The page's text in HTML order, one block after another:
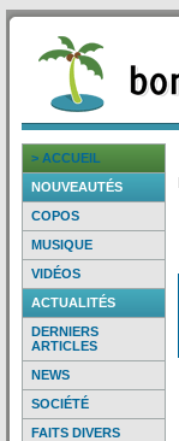
> ACCUEIL
NOUVEAUTÉS
COPOS
MUSIQUE
VIDÉOS
ACTUALITÉS
DERNIERS
ARTICLES
NEWS
SOCIÉTÉ
FAITS DIVERS